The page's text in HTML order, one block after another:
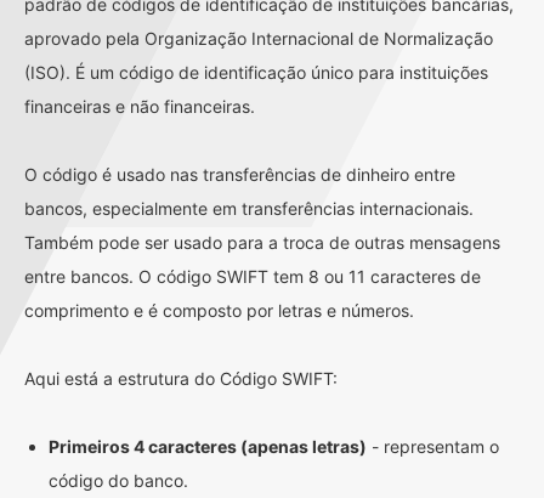
padrão de códigos de identificação de instituições bancárias,
aprovado pela Organização Internacional de Normalização
(ISO). É um código de identificação único para instituições
financeiras e não financeiras.
O código é usado nas transferências de dinheiro entre
bancos, especialmente em transferências internacionais.
Também pode ser usado para a troca de outras mensagens
entre bancos. O código SWIFT tem 8 ou 11 caracteres de
comprimento e é composto por letras e números.
Aqui está a estrutura do Código SWIFT:
Primeiros 4 caracteres (apenas letras) - representam o
código do banco.